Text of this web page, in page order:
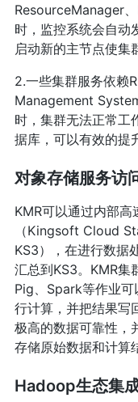
ResourceManager
时，监控系统会自动
启动新的主节点使集
2.一些集群服务依赖
Management
时，集群无法正常工
据库，可以有效的提
对象存储服务访
KMR可以通过内部
（Kingsoft Cloud
KS3），在进行数据
汇总到KS3。KMR集
Pig、Spark等作业
行计算，并把结果写
极高的数据可靠性，
存储原始数据和计算
Hadoop生态集